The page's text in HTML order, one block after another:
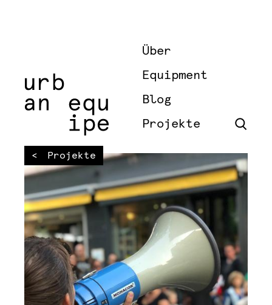
Über
Equipment
Blog
Projekte
Projekte